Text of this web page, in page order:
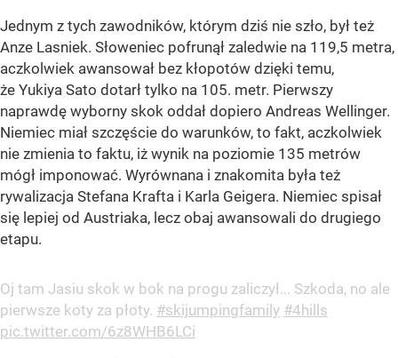
Jednym z tych zawodników, którym dziś nie szło, był też
Anze Lasniek. Słoweniec pofrunął zaledwie na 119,5 metra,
aczkolwiek awansował bez kłopotów dzięki temu,
że Yukiya Sato dotarł tylko na 105. metr. Pierwszy
naprawdę wyborny skok oddał dopiero Andreas Wellinger.
Niemiec miał szczęście do warunków, to fakt, aczkolwiek
nie zmienia to faktu, iż wynik na poziomie 135 metrów
mógł imponować. Wyrównana i znakomita była też
rywalizacja Stefana Krafta i Karla Geigera. Niemiec spisał
się lepiej od Austriaka, lecz obaj awansowali do drugiego
etapu.
Oj tam Jasiu skok w bok na progu zaliczył... Szkoda, no ale
pierwsze koty za płoty. #skijumpingfamily #4hills
pic.twitter.com/6z8WHB6LCi